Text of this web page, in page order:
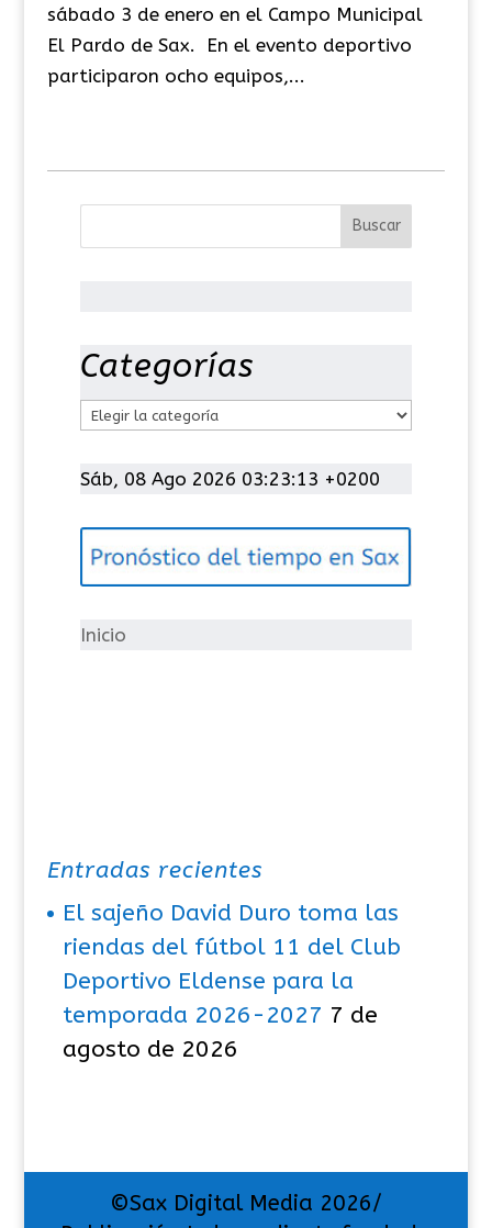
sábado 3 de enero en el Campo Municipal
El Pardo de Sax. En el evento deportivo
participaron ocho equipos,...
Categorías
t
g
í
Sáb, 08 Ago 2026 03:23:13 +0200
Inicio
Entradas recientes
El sajeño David Duro toma las
riendas del fútbol 11 del Club
Deportivo Eldense para la
temporada 2026-2027 7 de
agosto de 2026
©Sax Digital Media 2026/